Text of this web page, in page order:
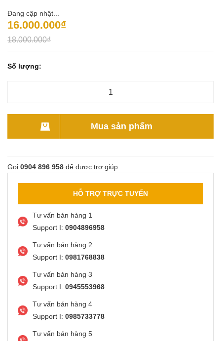
Đang cập nhật...
16.000.000₫
18.000.000₫
Số lượng:
Mua sản phẩm
Gọi 0904 896 958 để được trợ giúp
HỖ TRỢ TRỰC TUYẾN
Tư vấn bán hàng 1
Support I: 0904896958
Tư vấn bán hàng 2
Support I: 0981768838
Tư vấn bán hàng 3
Support I: 0945553968
Tư vấn bán hàng 4
Support I: 0985733778
Tư vấn bán hàng 5